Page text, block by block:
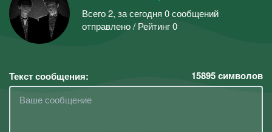
Всего 2, за сегодня 0 сообщений
отправлено / Рейтинг 0
Текст сообщения: 15895символов